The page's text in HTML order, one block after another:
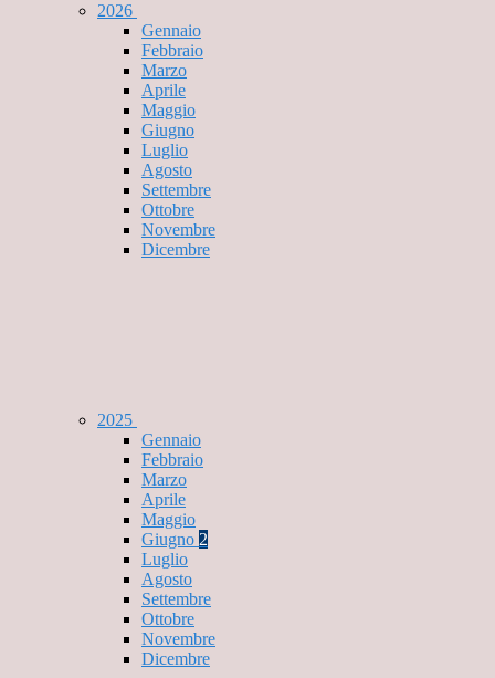
2026
Gennaio
Febbraio
Marzo
Aprile
Maggio
Giugno
Luglio
Agosto
Settembre
Ottobre
Novembre
Dicembre
2025
Gennaio
Febbraio
Marzo
Aprile
Maggio
Giugno 2
Luglio
Agosto
Settembre
Ottobre
Novembre
Dicembre